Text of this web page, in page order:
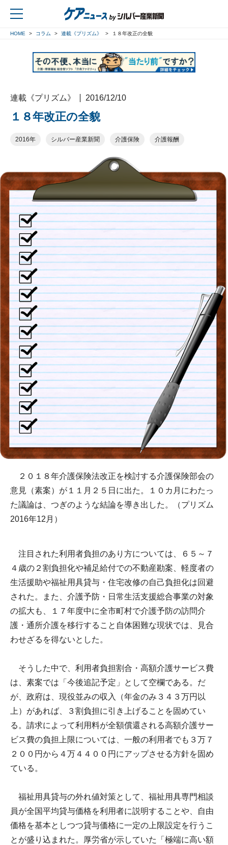
HOME コラム 連載《プリズム》 １８年改正の全貌
連載《プリズム》 2016/12/10
１８年改正の全貌
2016年 シルバー産業新聞 介護保険 介護報酬
２０１８年介護保険法改正を検討する介護保険部会の
意見（素案）が１１月２５日に出た。１０カ月にわたっ
た議論は、つぎのような結論を導き出した。（プリズム
2016年12月）
注目された利用者負担のあり方については、６５～７
４歳の２割負担化や補足給付での不動産勘案、軽度者の
生活援助や福祉用具貸与・住宅改修の自己負担化は回避
された。また、介護予防・日常生活支援総合事業の対象
の拡大も、１７年度中に全市町村で介護予防の訪問介
護・通所介護を移行すること自体困難な現状では、見合
わせざるを得ないとした。
そうした中で、利用者負担割合・高額介護サービス費
は、素案では「今後追記予定」として空欄である。だ
が、政府は、現役並みの収入（年金のみ３４３万円以
上）があれば、３割負担に引き上げることを固めてい
る。請求によって利用料が全額償還される高額介護サー
ビス費の負担上限については、一般の利用者でも３万７
２００円から４万４４００円にアップさせる方針を固め
ている。
福祉用具貸与の外れ値対策として、福祉用具専門相談
員が全国平均貸与価格を利用者に説明することや、自由
価格を基本としつつ貸与価格に一定の上限設定を行うこ
とが盛り込まれた。厚労省が示していた「極端に高い額